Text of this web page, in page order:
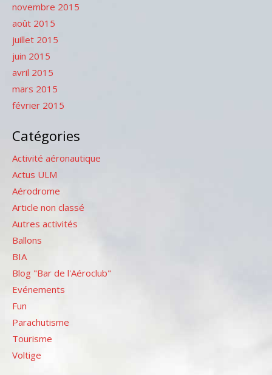
novembre 2015
août 2015
juillet 2015
juin 2015
avril 2015
mars 2015
février 2015
Catégories
Activité aéronautique
Actus ULM
Aérodrome
Article non classé
Autres activités
Ballons
BIA
Blog "Bar de l'Aéroclub"
Evénements
Fun
Parachutisme
Tourisme
Voltige